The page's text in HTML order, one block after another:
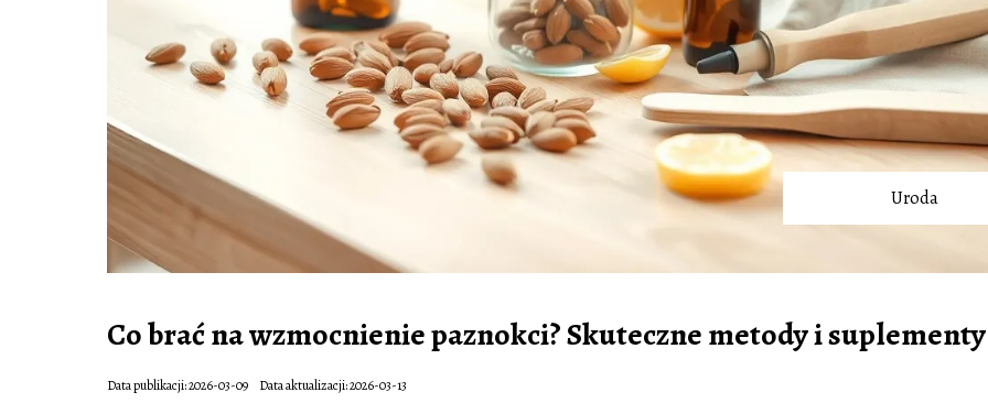
Uroda
Co brać na wzmocnienie paznokci? Skuteczne metody i suplementy
Data publikacji: 2026-03-09 Data aktualizacji: 2026-03-13